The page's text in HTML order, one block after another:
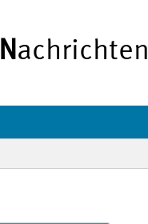
Nachrichten